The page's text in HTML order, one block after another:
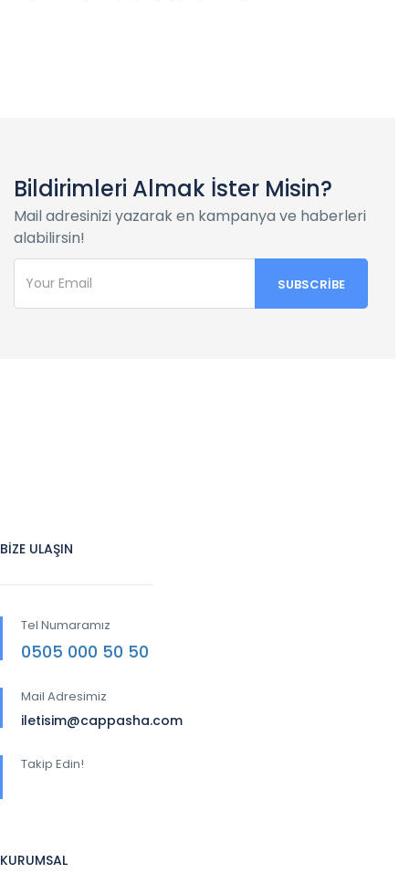
Bildirimleri Almak İster Misin?
Mail adresinizi yazarak en kampanya ve haberleri
alabilirsin!
BİZE ULAŞIN
Tel Numaramız
0505 000 50 50
Mail Adresimiz
iletisim@cappasha.com
Takip Edin!
KURUMSAL